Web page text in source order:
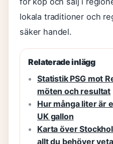
lokala traditioner och
säker handel.
Relaterade inlägg
Statistik PSG mot
möten och resultat
Hur många liter är
UK gallon
Karta över
allt du behöver veta